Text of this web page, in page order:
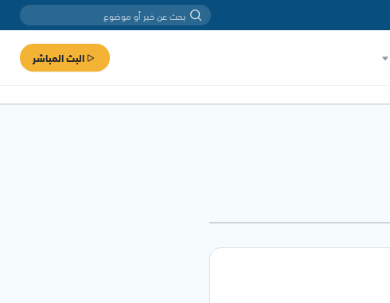
البث المباشر